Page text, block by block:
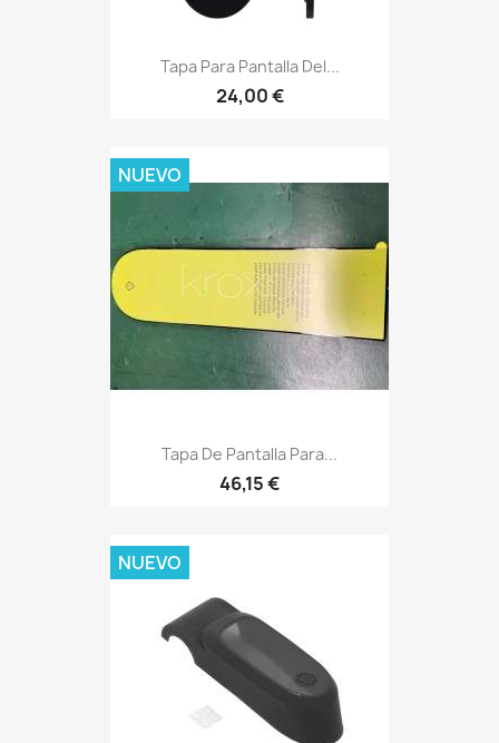
Tapa Para Pantalla Del...
24,00 €
Tapa De Pantalla Para...
46,15 €
NUEVO
NUEVO